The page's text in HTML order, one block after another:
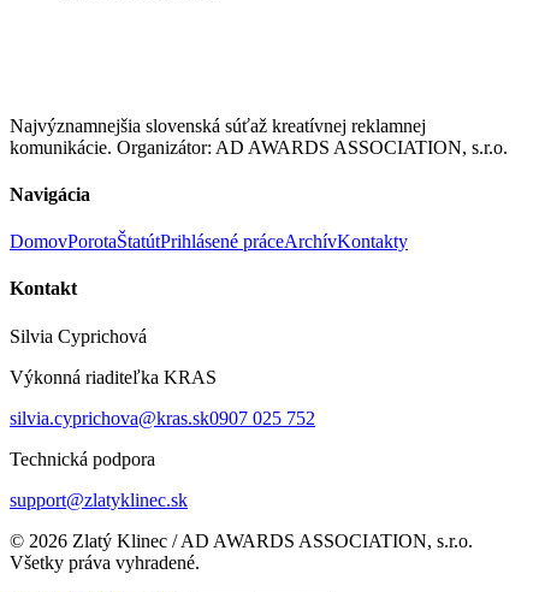
Najvýznamnejšia slovenská súťaž kreatívnej reklamnej
komunikácie. Organizátor: AD AWARDS ASSOCIATION, s.r.o.
Navigácia
DomovPorotaŠtatútPrihlásené práceArchívKontakty
Kontakt
Silvia Cyprichová
Výkonná riaditeľka KRAS
silvia.cyprichova@kras.sk0907 025 752
Technická podpora
support@zlatyklinec.sk
© 2026 Zlatý Klinec / AD AWARDS ASSOCIATION, s.r.o.
Všetky práva vyhradené.